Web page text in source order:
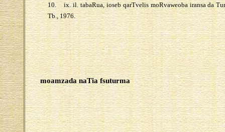
10.
ix. il. tabaRua, ioseb qarTvelis moRvaweoba iransa da
Tb., 1976.
moamzada naTia fsuturma